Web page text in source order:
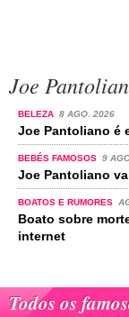
Joe
BELEZA 8 AGO. 2026
Joe Pantoliano é
BEBÉS FAMOSOS 9
Joe Pantoliano
BOATOS E RUMORES
Boato sobre
internet
Todos os